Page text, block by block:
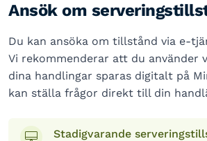
Ansök om
Du kan ansöka om tillstånd via e-
Vi rekommenderar att du använder
dina handlingar sparas digitalt på
kan ställa frågor direkt till din
Stadigvarande